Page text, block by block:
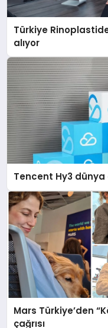
Türkiye
alıyor
Tencent Hy3
Mars Türkiye’den
çağrısı